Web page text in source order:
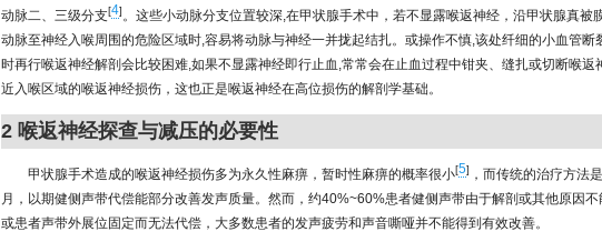
动脉二、三级分支[4]。这些小动脉分支位置较深,在甲状腺手术中，若不显露喉返神经，沿甲状腺真被
动脉至神经入喉周围的危险区域时,容易将动脉与神经一并拢起结扎。或操作不慎,该处纤细的小血管断
时再行喉返神经解剖会比较困难,如果不显露神经即行止血,常常会在止血过程中钳夹、缝扎或切断喉返
近入喉区域的喉返神经损伤，这也正是喉返神经在高位损伤的解剖学基础。
2 喉返神经探查与减压的必要性
甲状腺手术造成的喉返神经损伤多为永久性麻痹，暂时性麻痹的概率很小[5] ，而传统的治疗方法
月，以期健侧声带代偿能部分改善发声质量。然而，约40%~60%患者健侧声带由于解剖或其他原因不
或患者声带外展位固定而无法代偿，大多数患者的发声疲劳和声音嘶哑并不能得到有效改善。